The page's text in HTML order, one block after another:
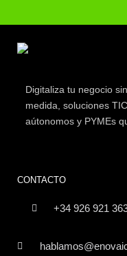
Digitaliza tu negocio
medida, soluciones
aútonomos y PYMEs
CONTACTO
+34 926 921